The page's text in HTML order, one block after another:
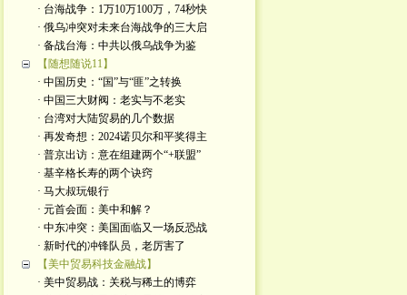
· 台海战争：1万10万100万，74秒快
· 俄乌冲突对未来台海战争的三大启
· 备战台海：中共以俄乌战争为鉴
【随想随说11】
· 中国历史：“国”与“匪”之转换
· 中国三大财阀：老实与不老实
· 台湾对大陆贸易的几个数据
· 再发奇想：2024诺贝尔和平奖得主
· 普京出访：意在组建两个“+联盟”
· 基辛格长寿的两个诀窍
· 马大叔玩银行
· 元首会面：美中和解？
· 中东冲突：美国面临又一场反恐战
· 新时代的冲锋队员，老厉害了
【美中贸易科技金融战】
· 美中贸易战：关税与稀土的博弈